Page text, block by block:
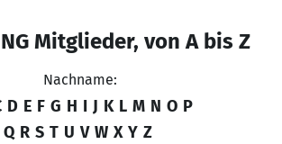
Mitglieder, von A bis Z
Nachname:
D E F G H I J K L M N O P
Q R S T U V W X Y Z